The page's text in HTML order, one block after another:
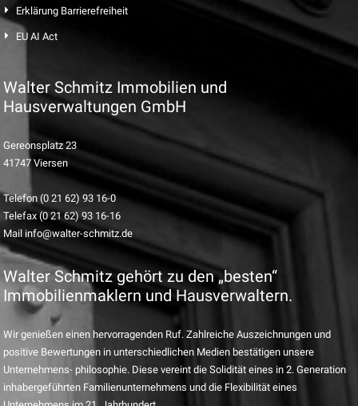
Erklärung Barrierefreiheit
EU AI Act
Walter Schmitz Immobilien und
Hausverwaltungen GmbH
Gereonsplatz 23
41747 Viersen
Telefon (0 21 62) 93 16-0
Telefax (0 21 62) 93 16-16
Mail info@walter-schmitz.de
Walter Schmitz gehört zu den „besten“
Immobilienmaklern und Hausverwaltern.
Wir genießen einen hervorragenden Ruf. Zahlreiche Auszeichnungen und
positive Bewertungen in unterschiedlichen Medien bestätigen unsere
Unternehmens- philosophie. Diese vereint die Solidität eines in 2. Generation
inhabergeführten Familienunternehmens und die Flexibilität eines